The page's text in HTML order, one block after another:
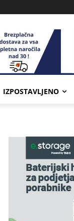
IZPOSTAVLJENO